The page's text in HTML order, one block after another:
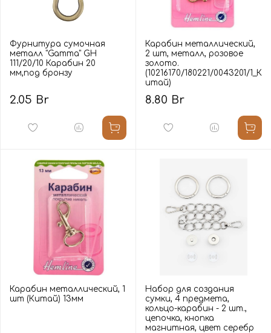
Фурнитура сумочная
металл "Gamma" GH
111/20/10 Карабин 20
мм,под бронзу
2.05 Br
Карабин металлический,
2 шт, металл, розовое
золото.
(10216170/180221/0043201/1_К
итай)
8.80 Br
Карабин металлический, 1
шт (Китай) 13мм
Набор для создания
сумки, 4 предмета,
кольцо-карабин - 2 шт.,
цепочка, кнопка
магнитная, цвет серебр